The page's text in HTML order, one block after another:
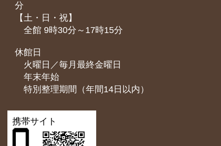
分
【土・日・祝】
全館 9時30分～17時15分
休館日
火曜日／毎月最終金曜日
年末年始
特別整理期間（年間14日以内）
携帯サイト